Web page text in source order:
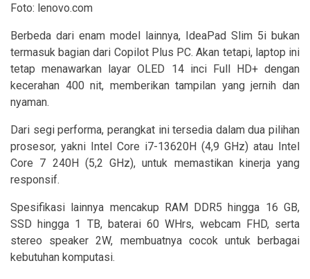
Foto: lenovo.com
Berbeda dari enam model lainnya, IdeaPad Slim 5i bukan
termasuk bagian dari Copilot Plus PC. Akan tetapi, laptop ini
tetap menawarkan layar OLED 14 inci Full HD+ dengan
kecerahan 400 nit, memberikan tampilan yang jernih dan
nyaman.
Dari segi performa, perangkat ini tersedia dalam dua pilihan
prosesor, yakni Intel Core i7-13620H (4,9 GHz) atau Intel
Core 7 240H (5,2 GHz), untuk memastikan kinerja yang
responsif.
Spesifikasi lainnya mencakup RAM DDR5 hingga 16 GB,
SSD hingga 1 TB, baterai 60 WHrs, webcam FHD, serta
stereo speaker 2W, membuatnya cocok untuk berbagai
kebutuhan komputasi.